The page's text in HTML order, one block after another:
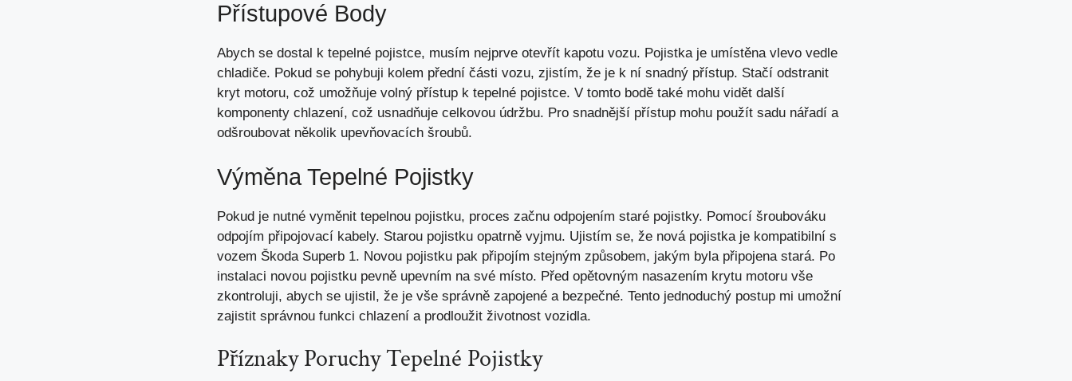
Přístupové Body
Abych se dostal k tepelné pojistce, musím nejprve otevřít kapotu vozu. Pojistka je umístěna vlevo vedle
chladiče. Pokud se pohybuji kolem přední části vozu, zjistím, že je k ní snadný přístup. Stačí odstranit
kryt motoru, což umožňuje volný přístup k tepelné pojistce. V tomto bodě také mohu vidět další
komponenty chlazení, což usnadňuje celkovou údržbu. Pro snadnější přístup mohu použít sadu nářadí a
odšroubovat několik upevňovacích šroubů.
Výměna Tepelné Pojistky
Pokud je nutné vyměnit tepelnou pojistku, proces začnu odpojením staré pojistky. Pomocí šroubováku
odpojím připojovací kabely. Starou pojistku opatrně vyjmu. Ujistím se, že nová pojistka je kompatibilní s
vozem Škoda Superb 1. Novou pojistku pak připojím stejným způsobem, jakým byla připojena stará. Po
instalaci novou pojistku pevně upevním na své místo. Před opětovným nasazením krytu motoru vše
zkontroluji, abych se ujistil, že je vše správně zapojené a bezpečné. Tento jednoduchý postup mi umožní
zajistit správnou funkci chlazení a prodloužit životnost vozidla.
Příznaky Poruchy Tepelné Pojistky